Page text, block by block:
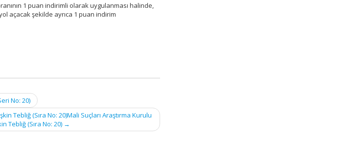
1 puan indirimli olarak uygulanması halinde,
açacak şekilde ayrıca 1 puan indirim
No: 20)
Tebliğ (Sıra No: 20)Mali Suçları Araştırma Kurulu
Tebliğ (Sıra No: 20) →